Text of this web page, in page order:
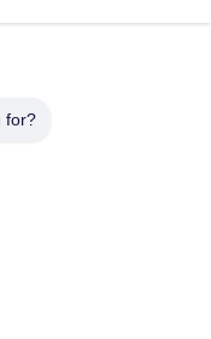
ópticos de 25
for?